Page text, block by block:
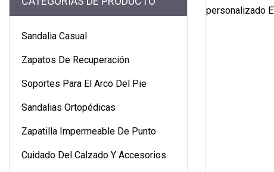
Sandalia Casual
Zapatos De Recuperación
Soportes Para El Arco Del Pie
Sandalias Ortopédicas
Zapatilla Impermeable De Punto
Cuidado Del Calzado Y Accesorios